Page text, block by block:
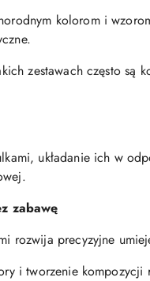
kolorom i
zestawach często
układanie ich w
zabawę
rozwija precyzyjne
i tworzenie